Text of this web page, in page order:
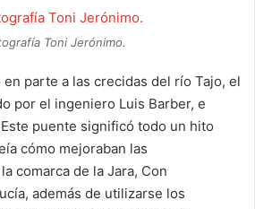
Toni Jerónimo.
parte a las crecidas del río Tajo, el
por el ingeniero Luis Barber, e
puente significó todo un hito
cómo mejoraban las
comarca de la Jara, Con
además de utilizarse los